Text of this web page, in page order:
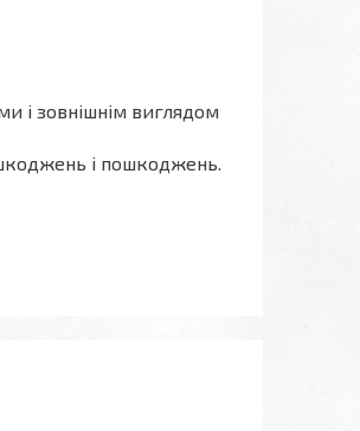
і зовнішнім виглядом
і пошкоджень.